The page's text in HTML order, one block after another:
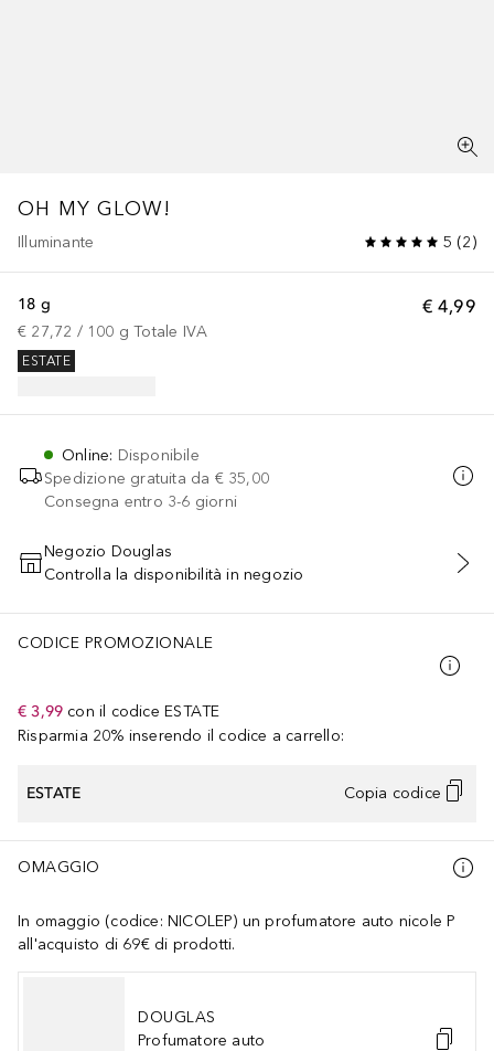
OH MY GLOW!
Illuminante 5 (2)
€ 4,99
18 g
€ 27,72 / 100 g Totale IVA
ESTATE
Online: Disponibile
Spedizione gratuita da € 35,00
Consegna entro 3-6 giorni
AGGIUNGI AL CARRELLO
Negozio Douglas
Controlla la disponibilità in negozio
CODICE PROMOZIONALE
€ 3,99 con il codice ESTATE
Risparmia 20% inserendo il codice a carrello:
ESTATE Copia codice
OMAGGIO
In omaggio (codice: NICOLEP) un profumatore auto nicole P
all'acquisto di 69€ di prodotti.
DOUGLAS
Profumatore auto